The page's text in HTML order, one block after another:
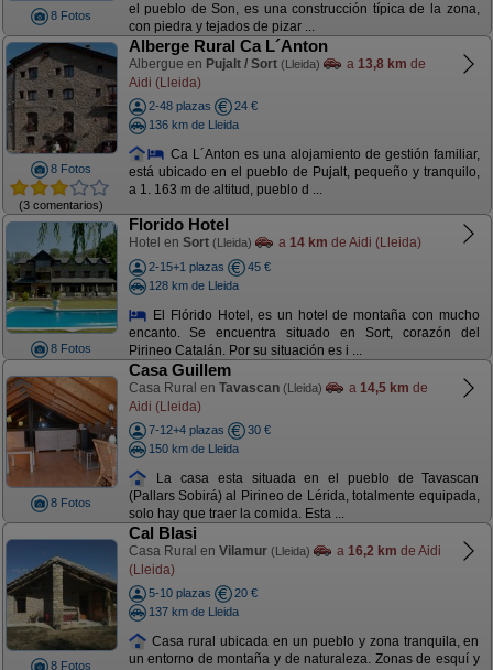
8 Fotos
el pueblo de Son, es una construcción típica de la zona,
con piedra y tejados de pizar ...
8 Fotos
(3 comentarios)
Alberge Rural Ca L´Anton
Albergue en Pujalt / Sort (Lleida) a 13,8 km de
Aidi (Lleida)
2-48 plazas
24 €
136 km de Lleida
Ca L´Anton es una alojamiento de gestión familiar,
está ubicado en el pueblo de Pujalt, pequeño y tranquilo,
a 1. 163 m de altitud, pueblo d ...
8 Fotos
Florido Hotel
Hotel en Sort (Lleida) a 14 km de Aidi (Lleida)
2-15+1 plazas
45 €
128 km de Lleida
El Flórido Hotel, es un hotel de montaña con mucho
encanto. Se encuentra situado en Sort, corazón del
Pirineo Catalán. Por su situación es i ...
8 Fotos
Casa Guillem
Casa Rural en Tavascan (Lleida) a 14,5 km de
Aidi (Lleida)
7-12+4 plazas
30 €
150 km de Lleida
La casa esta situada en el pueblo de Tavascan
(Pallars Sobirá) al Pirineo de Lérida, totalmente equipada,
solo hay que traer la comida. Esta ...
8 Fotos
Cal Blasi
Casa Rural en Vilamur (Lleida) a 16,2 km de Aidi
(Lleida)
5-10 plazas
20 €
137 km de Lleida
Casa rural ubicada en un pueblo y zona tranquila, en
un entorno de montaña y de naturaleza. Zonas de esquí y